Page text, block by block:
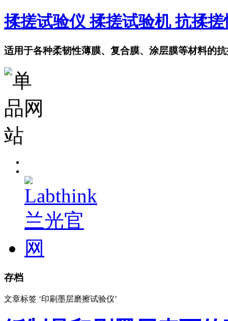
揉搓试验仪 揉搓试验机 抗揉
适用于各种柔韧性薄膜、复合膜、涂层膜等材料的
存档
文章标签 ‘印刷墨层磨擦试验仪’